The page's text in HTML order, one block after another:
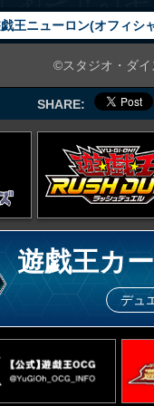
王ニューロン(オフィシ
©スタジオ・ダイ
SHARE:
遊戯王カ
デュ